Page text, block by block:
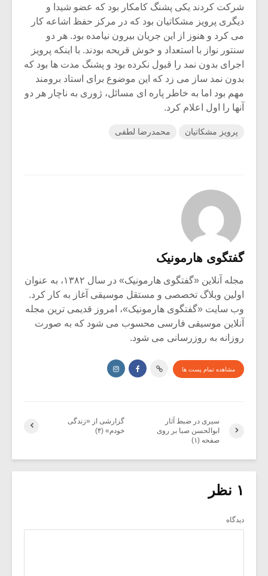
شرکت کردند یکی پشنگ کامکار بود که عضو شیدا و
دیگری پرویز مشکاتیان بود که در مرکز حفظ اشاعه کار
می کرد و هنوز از این جریان بیرون نیامده بود. هر دو
سنتور نواز با استعداد و خوش قریحه بودند. با اینکه پرویز
اجرای بدون نمد را قبول نکرده بود و پشنگ مدت ها بود که
بدون نمد ساز می زد که این موضوع برای استاد برومند
مهم بود اما به خاطر پاره ای مسائل، ژوری به ناچار هر دو
آنها را اول اعلام کرد.
پرویز مشکاتیان محمدرضا لطفی
گفتگوی هارمونیک
مجله آنلاین «گفتگوی هارمونیک» در سال ۱۳۸۲، به عنوان
اولین وبلاگ تخصصی و مستقل موسیقی آغاز به کار کرد.
وب سایت «گفتگوی هارمونیک»، امروز قدیمی ترین مجله
آنلاین موسیقی فارسی محسوب می شود که به صورت
روزانه به روزرسانی می شود.
مشاهده تمام پست ها
گزارشی از «زندگی
خودم» (۴)
سیری در ضبط آثار
ابوالحسن صبا بر روی
صفحه (۱)
۱ نظر
دیدگاه